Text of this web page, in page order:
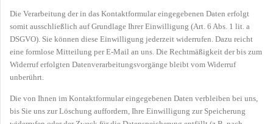
Die Verarbeitung der in das Kontaktformular eingegebenen Daten erfolgt
somit ausschließlich auf Grundlage Ihrer Einwilligung (Art. 6 Abs. 1 lit. a
DSGVO). Sie können diese Einwilligung jederzeit widerrufen. Dazu reicht
eine formlose Mitteilung per E-Mail an uns. Die Rechtmäßigkeit der bis zum
Widerruf erfolgten Datenverarbeitungsvorgänge bleibt vom Widerruf
unberührt.
Die von Ihnen im Kontaktformular eingegebenen Daten verbleiben bei uns,
bis Sie uns zur Löschung auffordern, Ihre Einwilligung zur Speicherung